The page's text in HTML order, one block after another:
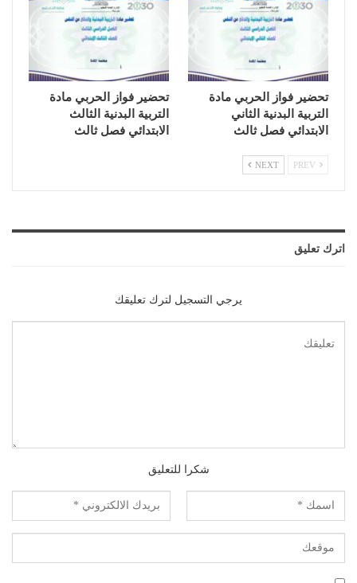
تحضير فواز الحربي مادة
التربية البدنية الثاني
الابتدائي فصل ثالث
تحضير فواز الحربي مادة
التربية البدنية الثالث
الابتدائي فصل ثالث
NEXT
اترك تعليق
يرجي التسجيل لترك تعليقك
شكرا للتعليق